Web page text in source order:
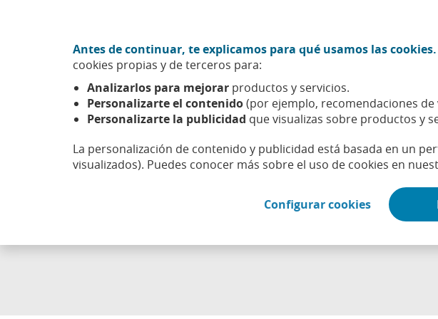
Antes de continuar, te explicamos para qué usamos las cookies.
cookies propias y de terceros para:
Analizarlos para mejorar productos y servicios.
Personalizarte el contenido(por ejemplo, recomendaciones de
Personalizarte la publicidad que visualizas sobre productos y
La personalización de contenido y publicidad está basada en un
visualizados). Puedes conocer más sobre el uso de cookies en
Configurar cookies(Abrir en
Sobre nosotros
Esfera Educación financiera
Encuentra aquí todos los artículos,